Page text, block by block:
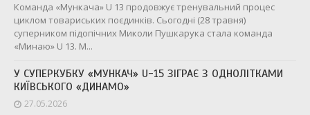
Команда «Мункача» U 13 продовжує тренувальний процес
циклом товариських поєдинків. Сьогодні (28 травня)
суперником підопічних Миколи Пушкарука стала команда
«Минаю» U 13. М...
У СУПЕРКУБКУ «МУНКАЧ» U-15 ЗІГРАЄ З ОДНОЛІТКАМИ
КИЇВСЬКОГО «ДИНАМО»
27.05.2026